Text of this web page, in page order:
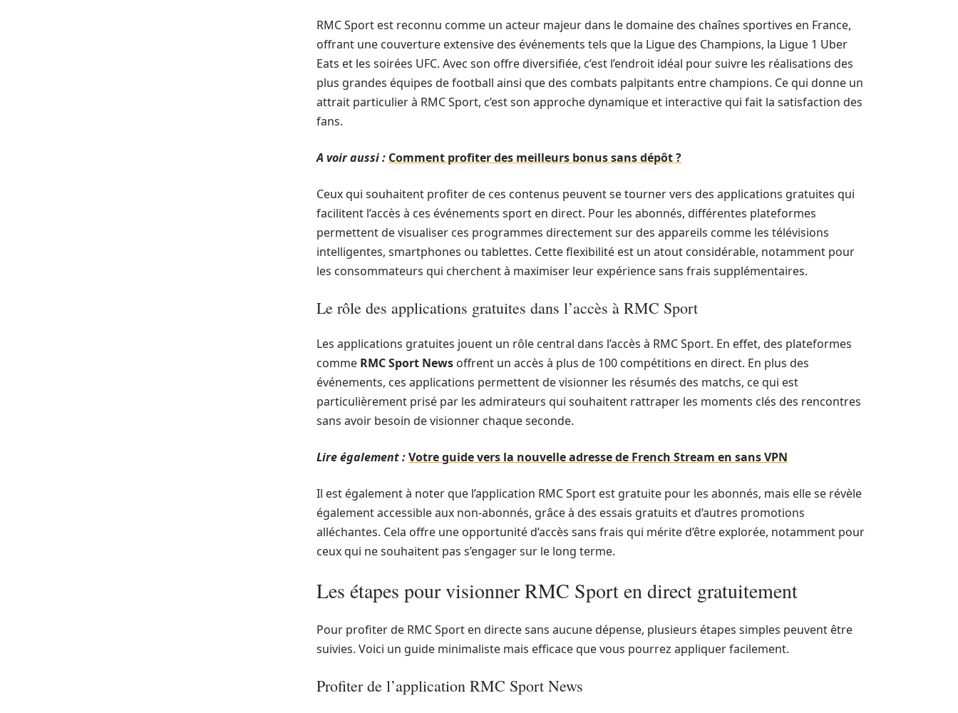
RMC Sport est reconnu comme un acteur majeur dans le domaine des chaînes sportives en France,
offrant une couverture extensive des événements tels que la Ligue des Champions, la Ligue 1 Uber
Eats et les soirées UFC. Avec son offre diversifiée, c’est l’endroit idéal pour suivre les réalisations des
plus grandes équipes de football ainsi que des combats palpitants entre champions. Ce qui donne un
attrait particulier à RMC Sport, c’est son approche dynamique et interactive qui fait la satisfaction des
fans.
A voir aussi : Comment profiter des meilleurs bonus sans dépôt ?
Ceux qui souhaitent profiter de ces contenus peuvent se tourner vers des applications gratuites qui
facilitent l’accès à ces événements sport en direct. Pour les abonnés, différentes plateformes
permettent de visualiser ces programmes directement sur des appareils comme les télévisions
intelligentes, smartphones ou tablettes. Cette flexibilité est un atout considérable, notamment pour
les consommateurs qui cherchent à maximiser leur expérience sans frais supplémentaires.
Le rôle des applications gratuites dans l’accès à RMC Sport
Les applications gratuites jouent un rôle central dans l’accès à RMC Sport. En effet, des plateformes
comme RMC Sport News offrent un accès à plus de 100 compétitions en direct. En plus des
événements, ces applications permettent de visionner les résumés des matchs, ce qui est
particulièrement prisé par les admirateurs qui souhaitent rattraper les moments clés des rencontres
sans avoir besoin de visionner chaque seconde.
Lire également :Votre guide vers la nouvelle adresse de French Stream en sans VPN
Il est également à noter que l’application RMC Sport est gratuite pour les abonnés, mais elle se révèle
également accessible aux non-abonnés, grâce à des essais gratuits et d’autres promotions
alléchantes. Cela offre une opportunité d’accès sans frais qui mérite d’être explorée, notamment pour
ceux qui ne souhaitent pas s’engager sur le long terme.
Les étapes pour visionner RMC Sport en direct gratuitement
Pour profiter de RMC Sport en directe sans aucune dépense, plusieurs étapes simples peuvent être
suivies. Voici un guide minimaliste mais efficace que vous pourrez appliquer facilement.
Profiter de l’application RMC Sport News